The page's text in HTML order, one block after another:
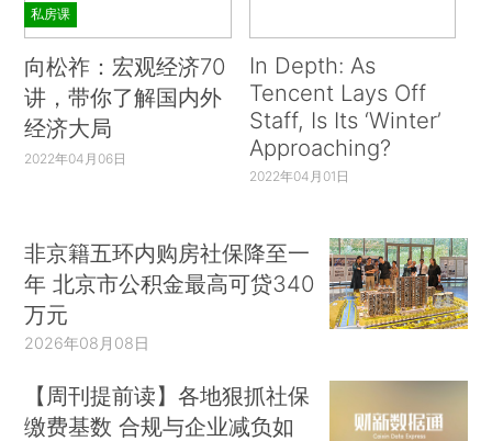
私房课
向松祚：宏观经济70
讲，带你了解国内外
经济大局
2022年04月06日
In Depth: As
Tencent Lays Off
Staff, Is Its ‘Winter’
Approaching?
2022年04月01日
非京籍五环内购房社保降至一
年 北京市公积金最高可贷340
万元
2026年08月08日
【周刊提前读】各地狠抓社保
缴费基数 合规与企业减负如